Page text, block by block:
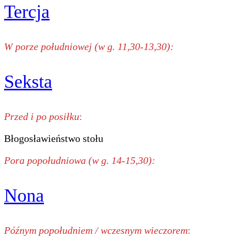
Tercja
W porze południowej (w g. 11,30-13,30):
Seksta
Przed i po posiłku:
Błogosławieństwo stołu
Pora popołudniowa (w g. 14-15,30):
Nona
Późnym popołudniem / wczesnym wieczorem: